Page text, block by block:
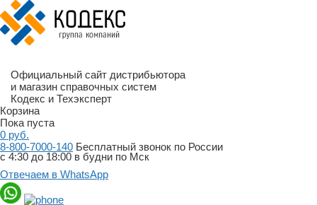
Официальный сайт дистрибьютора
и магазин справочных систем
Кодекс и Техэксперт
Корзина
Пока пуста
0 руб.
8-800-7000-140 Бесплатный звонок по России
с 4:30 до 18:00 в будни по Мск
Отвечаем в WhatsApp